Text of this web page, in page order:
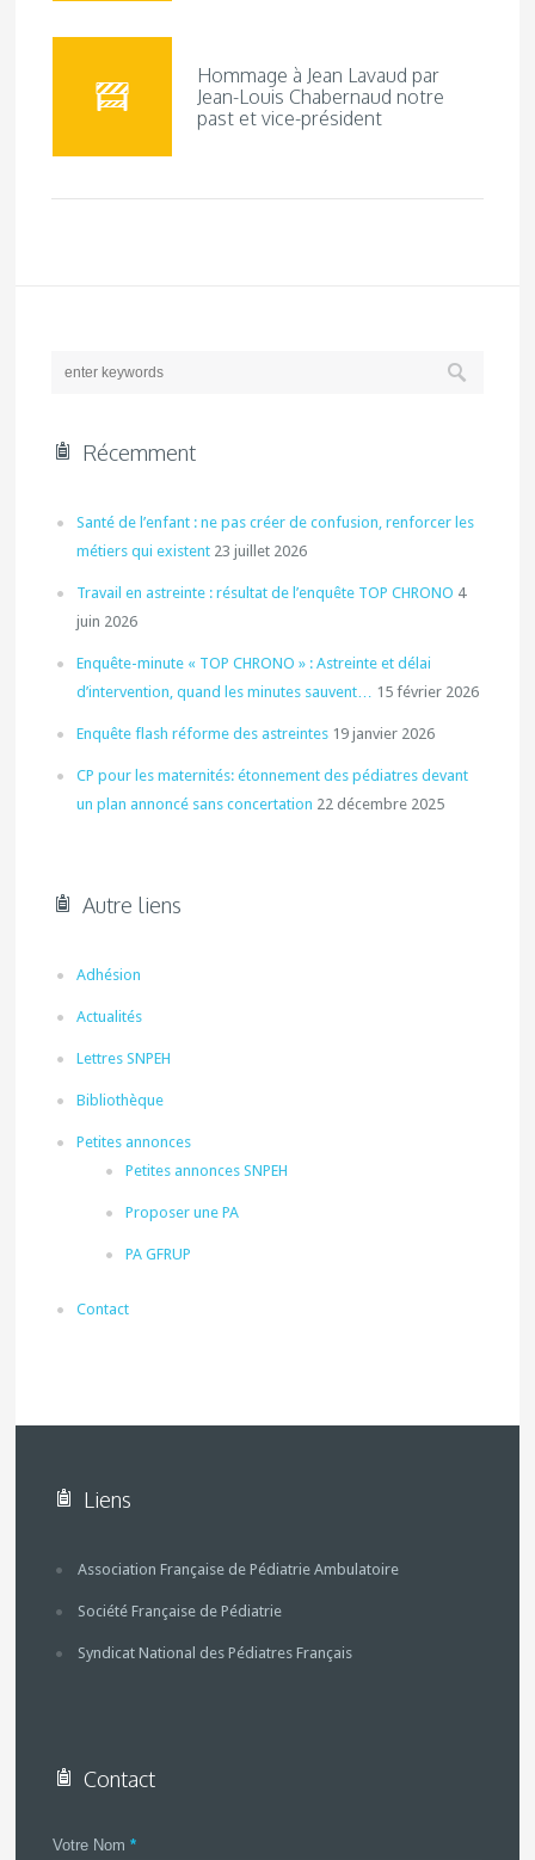
Hommage à Jean Lavaud par
Jean-Louis Chabernaud notre
past et vice-président
Récemment
Santé de l’enfant : ne pas créer de confusion, renforcer les
métiers qui existent 23 juillet 2026
Travail en astreinte : résultat de l’enquête TOP CHRONO 4
juin 2026
Enquête-minute « TOP CHRONO » : Astreinte et délai
d’intervention, quand les minutes sauvent… 15 février 2026
Enquête flash réforme des astreintes 19 janvier 2026
CP pour les maternités: étonnement des pédiatres devant
un plan annoncé sans concertation 22 décembre 2025
Autre liens
Adhésion
Actualités
Lettres SNPEH
Bibliothèque
Petites annonces
Petites annonces SNPEH
Proposer une PA
PA GFRUP
Contact
Liens
Association Française de Pédiatrie Ambulatoire
Société Française de Pédiatrie
Syndicat National des Pédiatres Français
Contact
Votre Nom *